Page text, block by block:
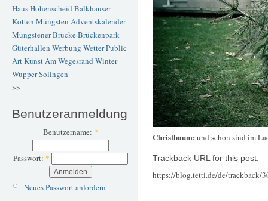
Haus Hohenscheid Balkhauser
Kotten Müngsten Adventskalender
Müngstener BrückeBrückenpark
Güterhallen Werbung WetterPublic
ArtKunstAm Wegesrand Winter
WupperSolingen
>>
Benutzeranmeldung
Benutzername: *
Passwort: *
Neues Passwort anfordern
Christbaum: und schon sind im
Trackback URL for this post:
https://blog.tetti.de/de/trackback/